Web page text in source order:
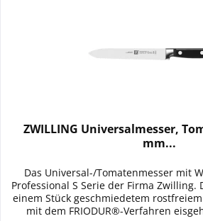
ZWILLING Universalmesser,
mm...
Das Universal-/Tomatenmesser mit
Professional S Serie der Firma Zwilling.
einem Stück geschmiedetem
mit dem FRIODUR®-Verfahren